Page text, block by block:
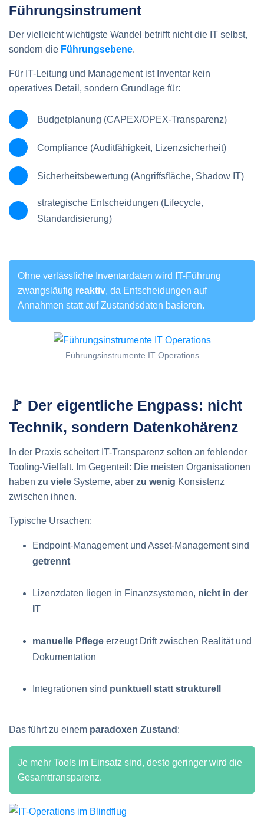
Führungsinstrument
Der vielleicht wichtigste Wandel betrifft nicht die IT selbst,
sondern die Führungsebene.
Für IT-Leitung und Management ist Inventar kein
operatives Detail, sondern Grundlage für:
Budgetplanung (CAPEX/OPEX-Transparenz)
Compliance (Auditfähigkeit, Lizenzsicherheit)
Sicherheitsbewertung (Angriffsfläche, Shadow IT)
strategische Entscheidungen (Lifecycle,
Standardisierung)
Ohne verlässliche Inventardaten wird IT-Führung
zwangsläufig reaktiv, da Entscheidungen auf
Annahmen statt auf Zustandsdaten basieren.
Führungsinstrumente IT Operations
🚩 Der eigentliche Engpass: nicht
Technik, sondern Datenkohärenz
In der Praxis scheitert IT-Transparenz selten an fehlender
Tooling-Vielfalt. Im Gegenteil: Die meisten Organisationen
haben zu viele Systeme, aber zu wenig Konsistenz
zwischen ihnen.
Typische Ursachen:
Endpoint-Management und Asset-Management sind
getrennt
Lizenzdaten liegen in Finanzsystemen, nicht in der
IT
manuelle Pflege erzeugt Drift zwischen Realität und
Dokumentation
Integrationen sind punktuell statt strukturell
Das führt zu einem paradoxen Zustand :
Je mehr Tools im Einsatz sind, desto geringer wird die
Gesamttransparenz.